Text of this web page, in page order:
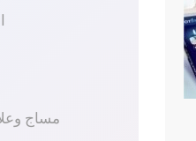
مساج